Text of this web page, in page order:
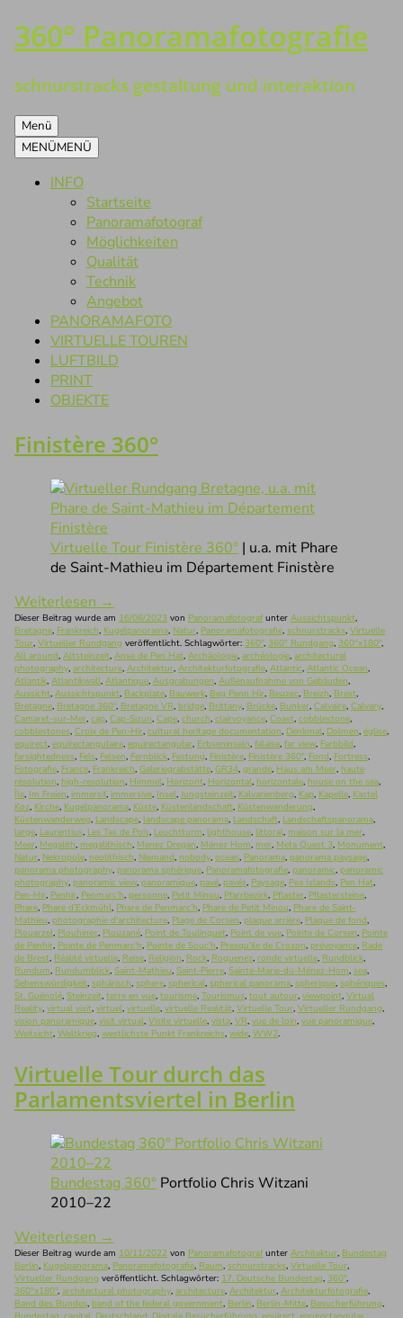
Zum
Inhalt
360° Panoramafotografie
schnurstracks gestaltung und interaktion
Menü
MENÜMENÜ
INFO
Startseite
Panoramafotograf
Möglichkeiten
Qualität
Technik
Angebot
PANORAMAFOTO
VIRTUELLE TOUREN
LUFTBILD
PRINT
OBJEKTE
Finistère 360°
Virtuelle Tour Finistère 360° | u.a. mit Phare
de Saint-Mathieu im Département Finistère
Weiterlesen →
Dieser Beitrag wurde am 16/06/2023 von Panoramafotografunter Aussichtspunkt,
Bretagne, Frankreich, Kugelpanorama, Natur, Panoramafotografie, schnurstracks, Virtuelle
Tour, Virtueller Rundgang veröffentlicht. Schlagwörter: 360°, 360° Rundgang, 360°x180°,
All around, Altsteinzeit, Anse de Pen Hat, Archäologie, archéologie, architectural
photography, architecture, Architektur, Architekturfotografie, Atlantic, Atlantic Ocean,
Atlantik, Atlantikwall, Atlantique, Ausgrabungen, Außenaufnahme von Gebäuden,
Aussicht, Aussichtspunkt, Backplate, Bauwerk, Beg Penn Hir, Beuzec, Breizh, Brest,
Bretagne, Bretagne 360°, Bretagne VR, bridge, Brittany, Brücke, Bunker, Calvaire, Calvary,
Camaret-sur-Mer, cap, Cap-Sizun, Cape, church, clairvoyance, Coast, cobblestone,
cobblestones, Croix de Pen-Hir, cultural heritage documentation, Denkmal, Dolmen, église,
equirect, equirectangulaire, equirectangular, Erbseninseln, falaise, far view, Farbbild,
farsightedness, Fels, Felsen, Fernblick, Festung, Finistère, Finistère 360°, Fond, Fortress,
Fotografie, France, Frankreich, Galeriegrabstätte, GR34, grande, Haus am Meer, haute
résolution, high-resolution, Himmel, Horizont, Horizontal, horizontale, house on the sea,
Île, Im Freien, immersif, immersive, Insel, Jungsteinzeit, Kalvarienberg, Kap, Kapelle, Kastel
Koz, Kirche, Kugelpanorama, Küste, Küstenlandschaft, Küstenwanderung,
Küstenwanderweg, Landscape, landscape panorama, Landschaft, Landschaftspanorama,
large, Laurentius, Les Tas de Pois, Leuchtturm, lighthouse, littoral, maison sur la mer,
Meer, Megalith, megalithisch, Menez Dregan, Ménez Hom, mer, Meta Quest 3, Monument,
Natur, Nekropole, neolithisch, Niemand, nobody, ocean, Panorama, panorama paysage,
panorama photography, panorama sphérique, Panoramafotografie, panoramic, panoramic
photography, panoramic view, panoramique, pavé, pavés, Paysage, Pea Islands, Pen Hat,
Pen-Hir, Penhir, Penmarc’h, personne, Petit Minou, Pfarrbezirk, Pflaster, Pflastersteine,
Phare, Phare d’Eckmühl, Phare de Penmarc’h, Phare de Petit Minou, Phare de Saint-
Mathieu, photographie d'architecture, Plage de Corsen, plaque arrière, Plaque de fond,
Plouarzel, Plouhinec, Plouzané, Point de Toulinguet, Point de vue, Pointe de Corsen, Pointe
de Penhir, Pointe de Penmarc'h, Pointe de Souc’h, Presqu'ile de Crozon, prévoyance, Rade
de Brest, Réalité virtuelle, Reise, Religion, Rock, Roguenez, ronde virtuelle, Rundblick,
Rundum, Rundumblick, Saint-Mathieu, Saint-Pierre, Sainte-Marie-du-Ménez-Hom, sea,
Sehenswürdigkeit, sphärisch, sphere, spherical, spherical panorama, spherique, sphériques,
St. Guénolé, Steinzeit, terre en vue, tourisme, Tourismus, tout autour, viewpoint, Virtual
Reality, virtual visit, virtuel, virtuelle, virtuelle Realität, Virtuelle Tour, Virtueller Rundgang,
vision panoramique, visit virtual, Visite virtuelle, vista, VR, vue de loin, vue panoramique,
Weitsicht, Weltkrieg, westlichste Punkt Frankreichs, wide, WW2.
Virtuelle Tour durch das
Parlamentsviertel in Berlin
Bundestag 360° Portfolio Chris Witzani
2010–22
Weiterlesen →
Dieser Beitrag wurde am 10/11/2022 von Panoramafotografunter Architektur, Bundestag
Berlin, Kugelpanorama, Panoramafotografie, Raum, schnurstracks, Virtuelle Tour,
Virtueller Rundgang veröffentlicht. Schlagwörter: 17. Deutsche Bundestag, 360°,
360°x180°, architectural photography, architecture, Architektur, Architekturfotografie,
Band des Bundes, band of the federal government, Berlin, Berlin-Mitte, Besucherführung,